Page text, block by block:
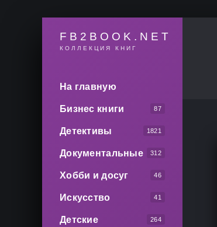
FB2BOOK.NET
КОЛЛЕКЦИЯ КНИГ
На главную
Бизнес книги 87
Детективы 1821
Документальные 312
Хобби и досуг 46
Искусство 41
Детские 264